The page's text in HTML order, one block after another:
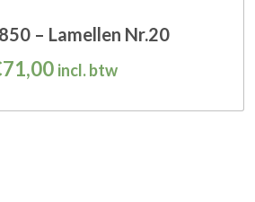
– Lamellen Nr.20
71,00 incl. btw